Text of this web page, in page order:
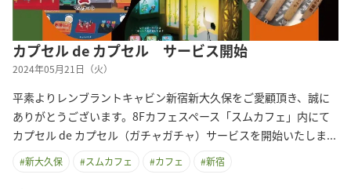
カプセル de カプセル サービス開始
2024年05月21日（火）
平素よりレンブラントキャビン新宿新大久保をご愛顧頂き、誠に
ありがとうございます。8Fカフェスペース「スムカフェ」内にて
カプセル de カプセル（ガチャガチャ）サービスを開始いたしま...
#新大久保 #スムカフェ #カフェ #新宿